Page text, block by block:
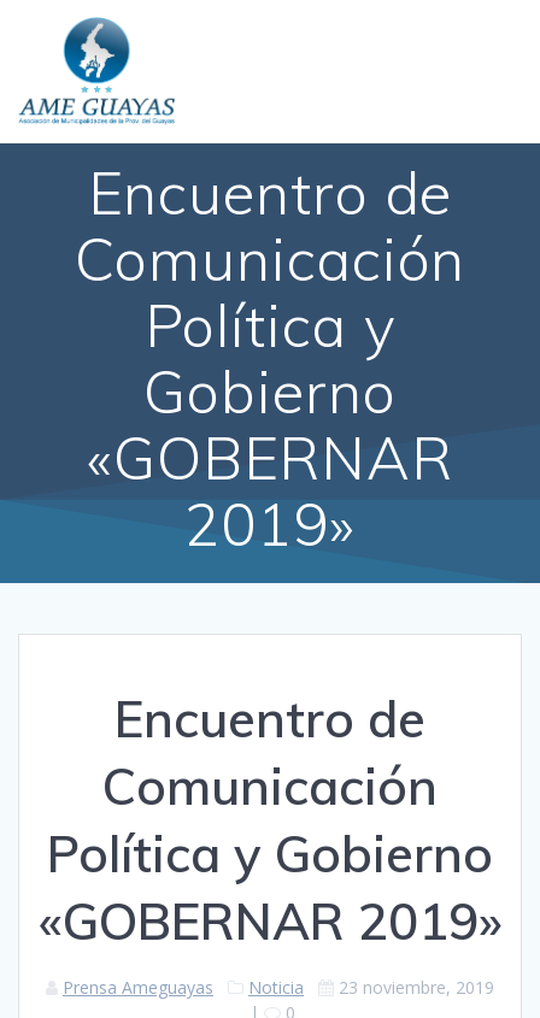
Encuentro de
Comunicación
Política y
Gobierno
«GOBERNAR
2019»
Encuentro de
Comunicación
Política y Gobierno
«GOBERNAR 2019»
Prensa Ameguayas Noticia
23 noviembre, 2019
|
0